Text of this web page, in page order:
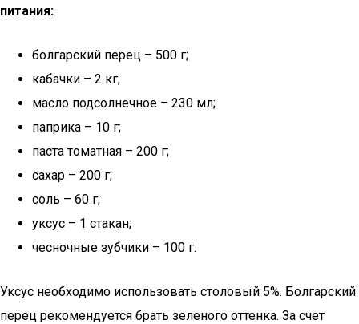
питания:
болгарский перец – 500 г;
кабачки – 2 кг;
масло подсолнечное – 230 мл;
паприка – 10 г;
паста томатная – 200 г;
сахар – 200 г;
соль – 60 г;
уксус – 1 стакан;
чесночные зубчики – 100 г.
Уксус необходимо использовать столовый 5%. Болгарский
перец рекомендуется брать зеленого оттенка. За счет